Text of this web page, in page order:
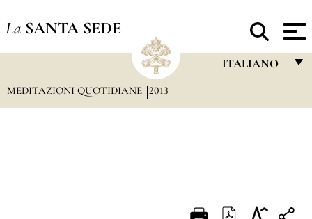
La SANTA SEDE
ITALIANO
MEDITAZIONI QUOTIDIANE 2013